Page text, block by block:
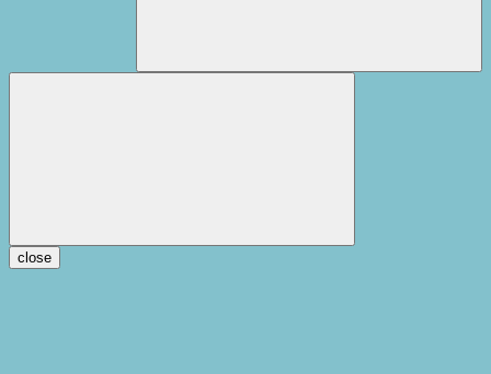
close